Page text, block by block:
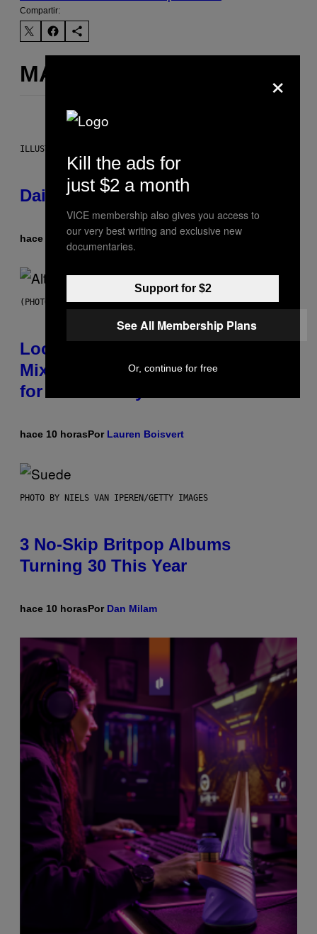
Compartir:
MÁS DE LO MISMO
ILLUSTRATION BY REESA.
Daily Horoscope: August 6, 2026
hace 4 horas Por Ashley Fike
(PHOTO BY MICK HUTSON/REDFERNS)
Looking For the Perfect Alt-Rock
Mixtape for Your Boo? I Made It
for You Already
hace 10 horasPor Lauren Boisvert
PHOTO BY NIELS VAN IPEREN/GETTY IMAGES
3 No-Skip Britpop Albums
Turning 30 This Year
hace 10 horasPor Dan Milam
×
Kill the ads for
just $2 a month
VICE membership also gives you access to
our very best writing and exclusive new
documentaries.
Support for $2
See All Membership Plans
Or, continue for free